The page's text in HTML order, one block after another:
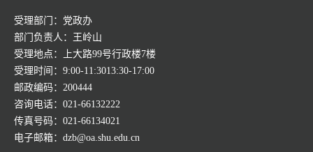
受理部门：党政办
部门负责人：王岭山
受理地点：上大路99号行政楼7楼
受理时间：9:00-11:3013:30-17:00
邮政编码：200444
咨询电话：021-66132222
传真号码：021-66134021
电子邮箱：dzb@oa.shu.edu.cn